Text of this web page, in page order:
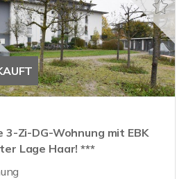
Zi-DG-Wohnung mit EBK
Lage Haar! ***